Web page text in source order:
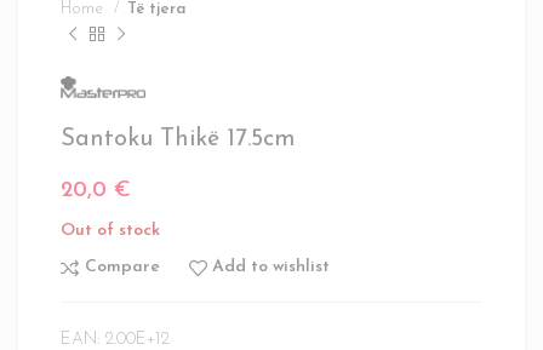
Home Të tjera
Santoku Thikë 17.5cm
20,0 €
Out of stock
Compare Add to wishlist
EAN: 2.00E+12